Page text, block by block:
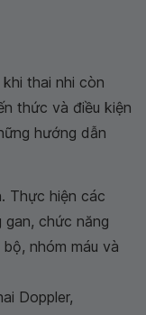
thai nhi còn
thức và điều kiện
hướng dẫn
Thực hiện các
gan, chức năng
nhóm máu và
Doppler,